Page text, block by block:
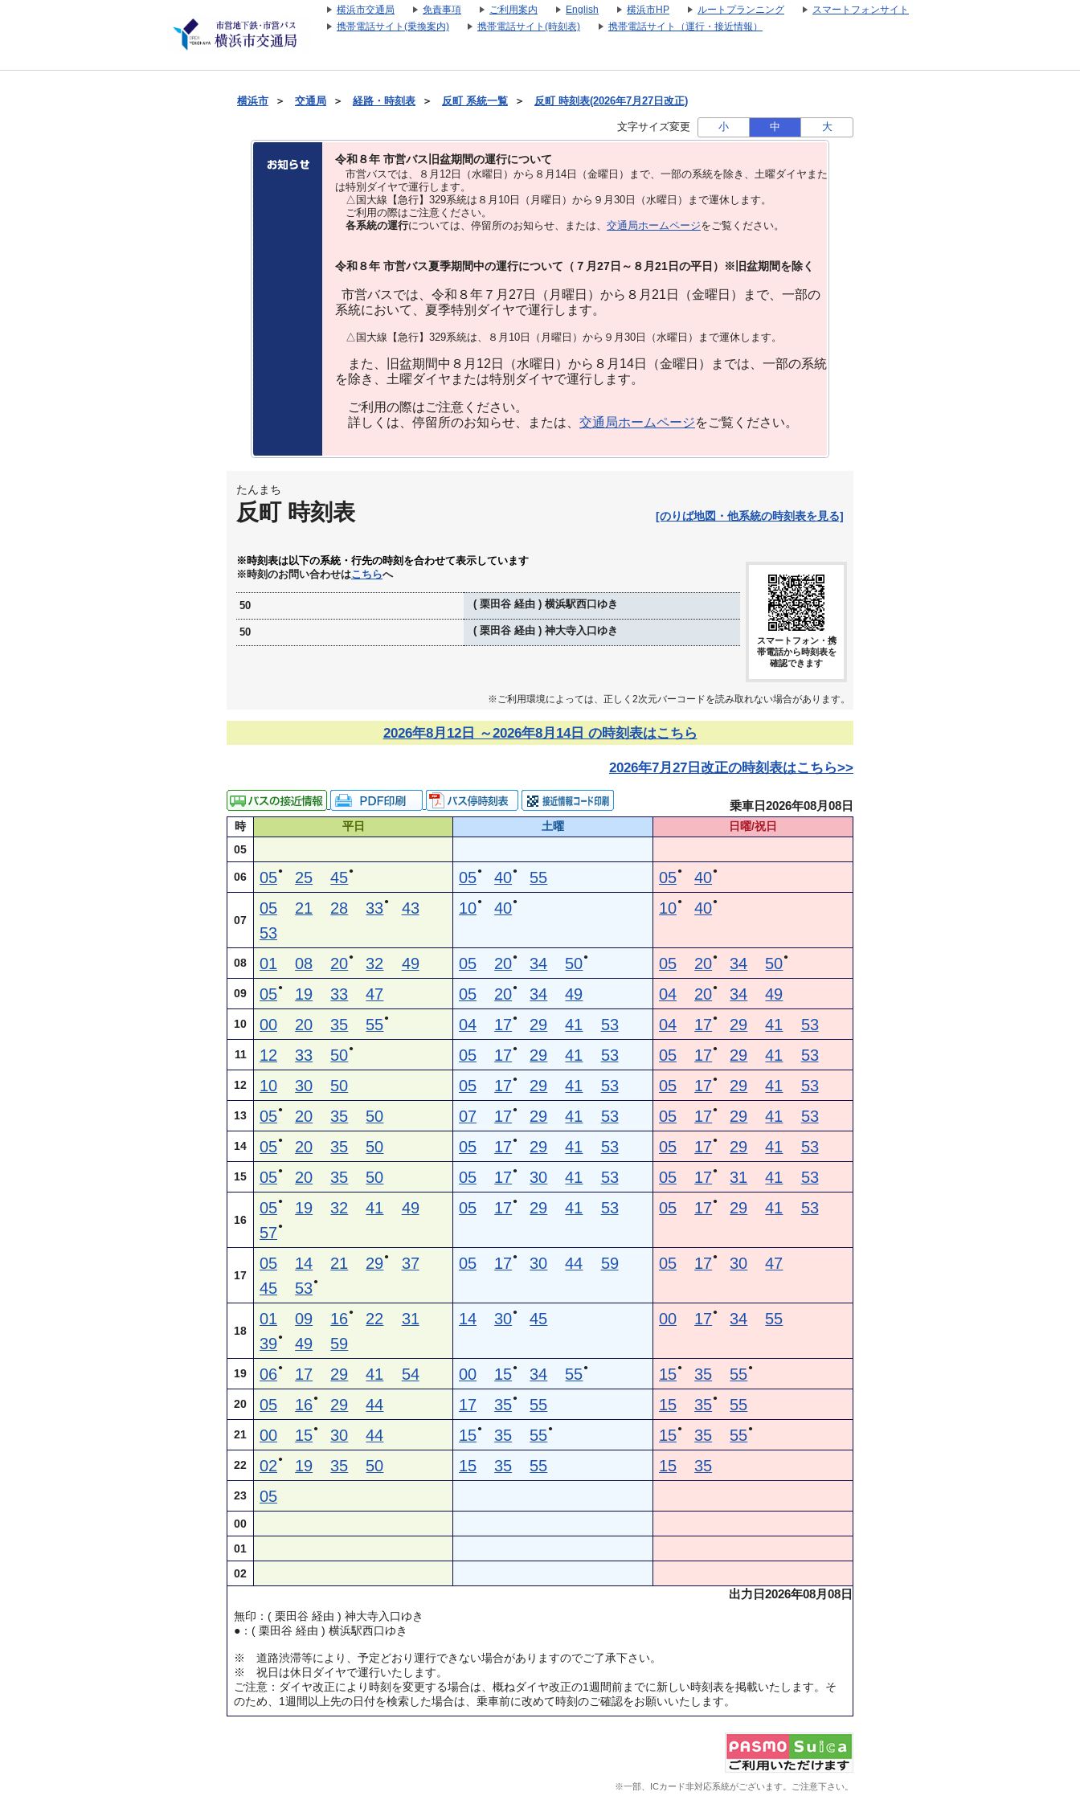
横浜市交通局 免責事項 ご利用案内 English 横浜市HP ルートプランニング
スマートフォンサイト
携帯電話サイト(乗換案内)
携帯電話サイト(時刻表) 携帯電話サイト（運行・接近情報）
横浜市 ＞ 交通局 ＞ 経路・時刻表 ＞ 反町 系統一覧 ＞ 反町 時刻表(2026年7月27日改正)
文字サイズ変更 小 中 大
令和８年 市営バス旧盆期間の運行について
市営バスでは、８⽉12⽇（水曜日）から８⽉14⽇（金曜日）まで、⼀部の系統を除き、⼟曜ダイヤまた
は特別ダイヤで運⾏します。
△国大線【急行】329系統は８月10日（月曜日）から９月30日（水曜日）まで運休します。
ご利用の際はご注意ください。
各系統の運行については、停留所のお知らせ、または、 交通局ホームページをご覧ください。
令和８年 市営バス夏季期間中の運行について（７月27日～８月21日の平日）※旧盆期間を除く
市営バスでは、令和８年７月27日（月曜日）から８月21日（金曜日）まで、一部の
系統において、夏季特別ダイヤで運行します。
△国大線【急行】329系統は、８月10日（月曜日）から９月30日（水曜日）まで運休します。
また、旧盆期間中８月12日（水曜日）から８月14日（金曜日）までは、一部の系統
を除き、土曜ダイヤまたは特別ダイヤで運行します。
ご利用の際はご注意ください。
詳しくは、停留所のお知らせ、または、 交通局ホームページをご覧ください。
たんまち
反町 時刻表 [のりば地図・他系統の時刻表を見る]
※時刻表は以下の系統・行先の時刻を合わせて表示しています
※時刻のお問い合わせはこちらへ
50 ( 栗田谷 経由 ) 横浜駅西口ゆき
50 ( 栗田谷 経由 ) 神大寺入口ゆき
スマートフォン・携
帯電話から時刻表を
確認できます
※ご利用環境によっては、正しく2次元バーコードを読み取れない場合があります。
2026年8月12日 ～2026年8月14日 の時刻表はこちら
2026年7月27日改正の時刻表はこちら>>
乗車日2026年08月08日
時 平日 土曜
日曜/祝日
05
06 05● 25 45● 05● 40● 55 05● 40●
07
05 21 28 33●
43
53
10● 40● 10● 40●
08 01 08 20● 32 49 05 20● 34 50● 05 20● 34 50●
09 05● 19 33 47 05 20● 34 49 04 20● 34 49
10 00 20 35 55● 04 17● 29 41 53 04 17● 29 41 53
11 12 33 50● 05 17● 29 41 53 05 17● 29 41 53
12 10 30 50 05 17● 29 41 53 05 17● 29 41 53
13 05● 20 35 50 07 17● 29 41 53 05 17● 29 41 53
14 05● 20 35 50 05 17● 29 41 53 05 17● 29 41 53
15 05● 20 35 50 05 17● 30 41 53 05 17● 31 41 53
16
05● 19 32 41
49
57●
05 17● 29 41 53 05 17● 29 41 53
17
05 14 21 29●
37
45
53●
05 17● 30 44 59 05 17● 30 47
18
01 09 16● 22
31
39● 49 59
14 30● 45 00 17● 34 55
19 06● 17 29 41 54 00 15● 34 55● 15● 35 55●
20 05 16● 29 44 17 35● 55 15 35● 55
21 00 15● 30 44 15● 35 55● 15● 35 55●
22 02 ● 19 35 50 15 35 55 15 35
23 05
00
01
02
出力日2026年08月08日
無印：( 栗田谷 経由 ) 神大寺入口ゆき
●：( 栗田谷 経由 ) 横浜駅西口ゆき
※ 道路渋滞等により、予定どおり運行できない場合がありますのでご了承下さい。
※ 祝日は休日ダイヤで運行いたします。
ご注意：ダイヤ改正により時刻を変更する場合は、概ねダイヤ改正の1週間前までに新しい時刻表を掲載いたします。そ
のため、1週間以上先の日付を検索した場合は、乗車前に改めて時刻のご確認をお願いいたします。
※一部、ICカード非対応系統がございます。ご注意下さい。